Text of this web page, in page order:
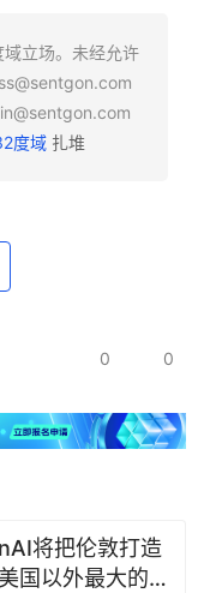
立场。未经允许
度域扎堆
0 0
将把伦敦打造
国以外最大的研